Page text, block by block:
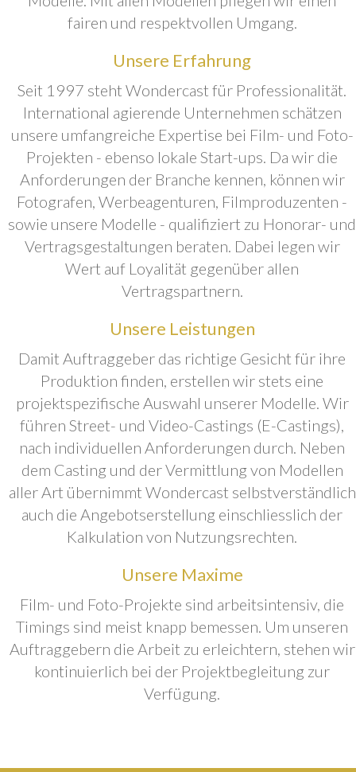
fairen und respektvollen Umgang.
Unsere Erfahrung
Seit 1997 steht Wondercast für Professionalität.
International agierende Unternehmen schätzen
unsere umfangreiche Expertise bei Film- und Foto-
Projekten - ebenso lokale Start-ups. Da wir die
Anforderungen der Branche kennen, können wir
Fotografen, Werbeagenturen, Filmproduzenten -
sowie unsere Modelle - qualifiziert zu Honorar- und
Vertragsgestaltungen beraten. Dabei legen wir
Wert auf Loyalität gegenüber allen
Vertragspartnern.
Unsere Leistungen
Damit Auftraggeber das richtige Gesicht für ihre
Produktion finden, erstellen wir stets eine
projektspezifische Auswahl unserer Modelle. Wir
führen Street- und Video-Castings (E-Castings),
nach individuellen Anforderungen durch. Neben
dem Casting und der Vermittlung von Modellen
aller Art übernimmt Wondercast selbstverständlich
auch die Angebotserstellung einschliesslich der
Kalkulation von Nutzungsrechten.
Unsere Maxime
Film- und Foto-Projekte sind arbeitsintensiv, die
Timings sind meist knapp bemessen. Um unseren
Auftraggebern die Arbeit zu erleichtern, stehen wir
kontinuierlich bei der Projektbegleitung zur
Verfügung.